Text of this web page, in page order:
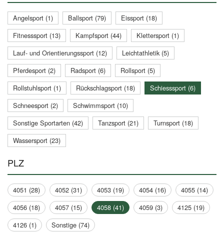
Angelsport (1) Ballsport (79)
Eissport (18)
Fitnesssport (13)
Kampfsport (44)
Klettersport (1)
Lauf- und Orientierungssport (12)
Leichtathletik (5)
Pferdesport (2)
Radsport (6)
Rollsport (5)
Rollstuhlsport (1)
Rückschlagsport (18)
Schiesssport (6)
Schneesport (2)
Schwimmsport (10)
Sonstige Sportarten (42)
Tanzsport (21)
Turnsport (18)
Wassersport (23)
PLZ
4051 (28) 4052 (31) 4053 (19) 4054 (16)
4055 (14)
4056 (18)
4057 (15) 4058 (41) 4059 (3)
4125 (19)
4126 (1)
Sonstige (74)